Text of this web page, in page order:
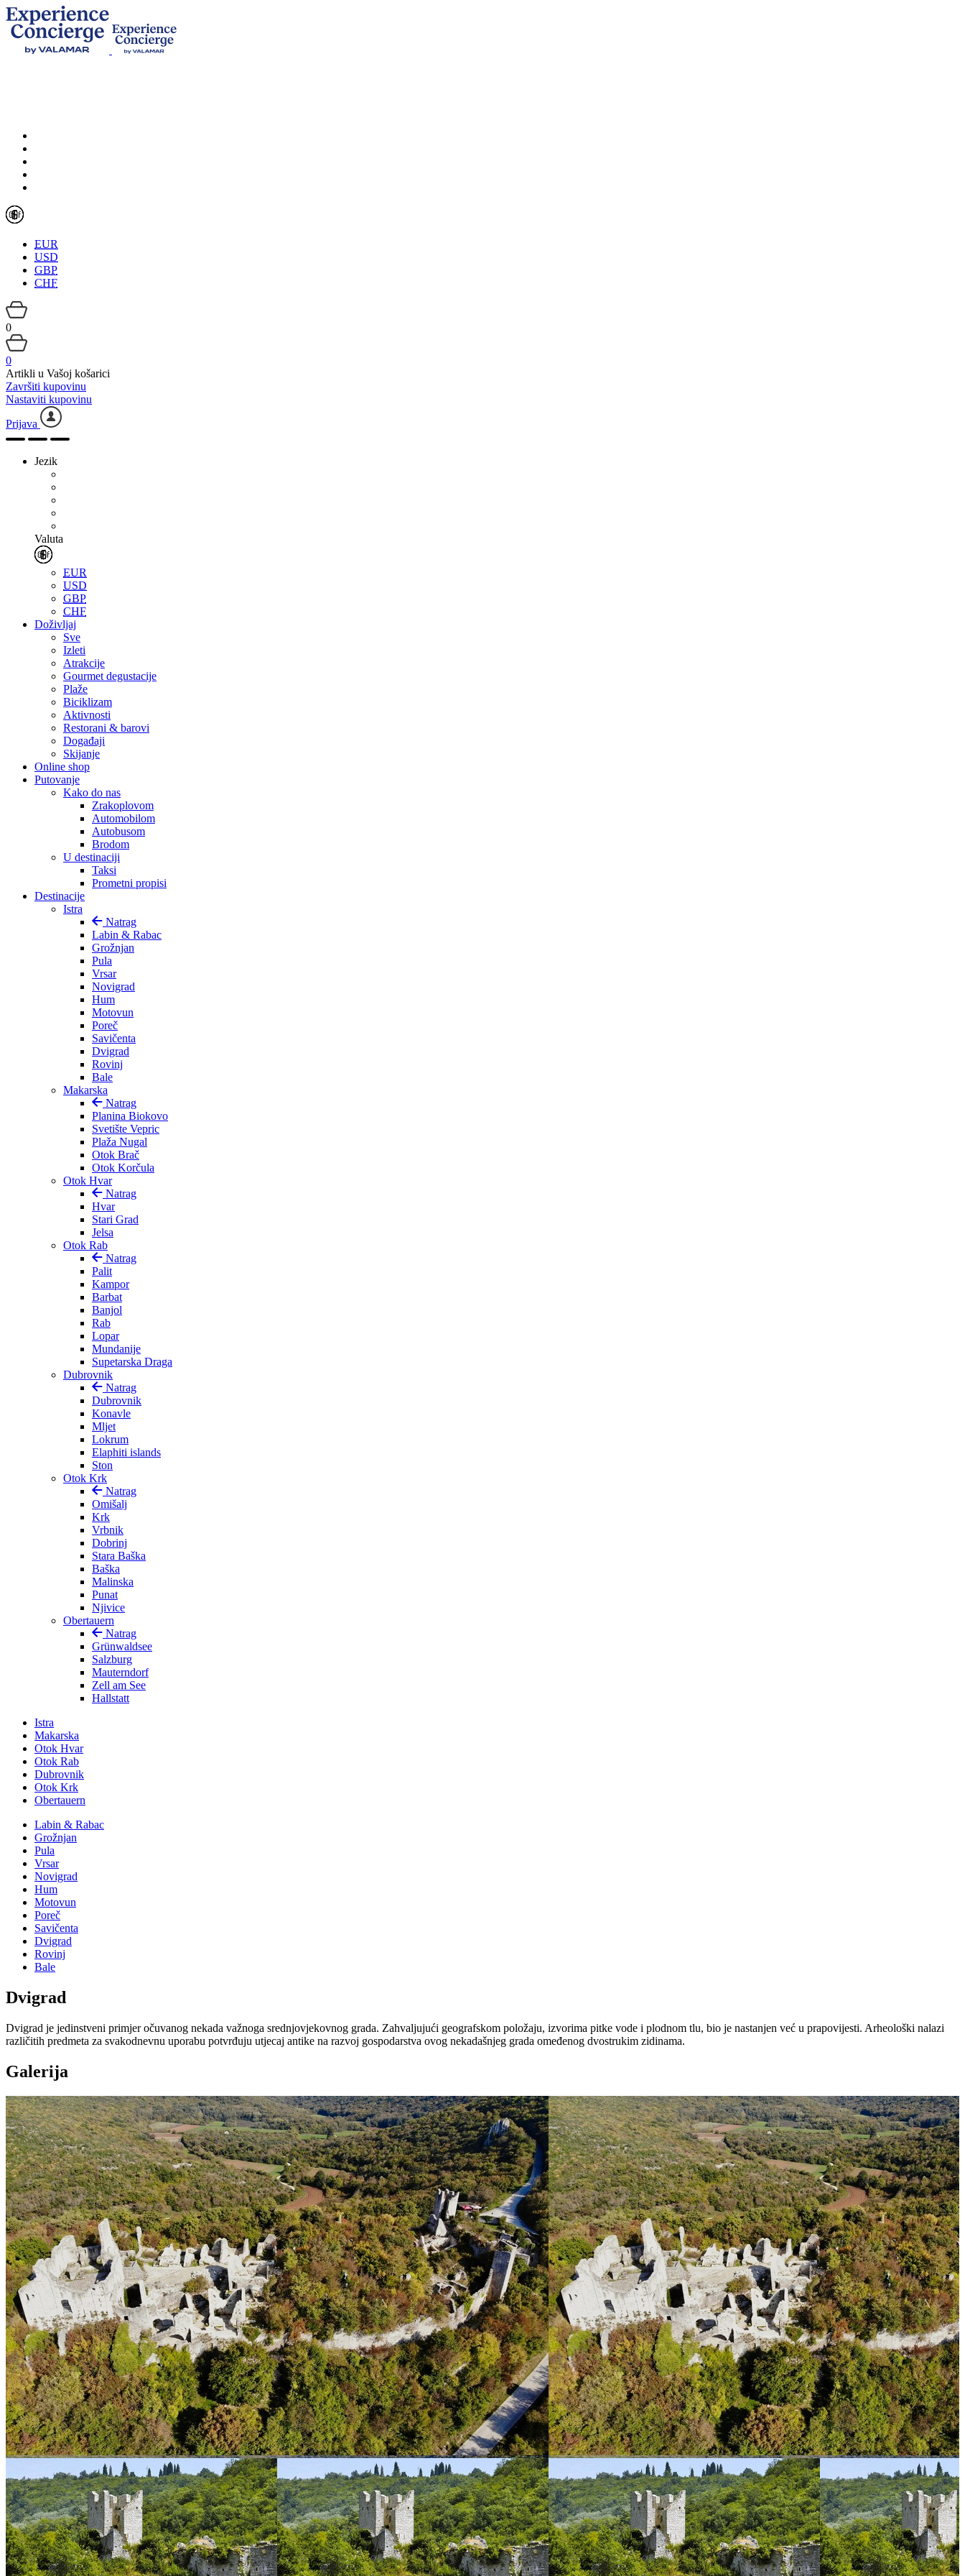
EUR
USD
GBP
CHF
0
0
Artikli u Vašoj košarici
Završiti kupovinu
Nastaviti kupovinu
Prijava
Jezik
Valuta
EUR
USD
GBP
CHF
Doživljaj
Sve
Izleti
Atrakcije
Gourmet degustacije
Plaže
Biciklizam
Aktivnosti
Restorani & barovi
Događaji
Skijanje
Online shop
Putovanje
Kako do nas
Zrakoplovom
Automobilom
Autobusom
Brodom
U destinaciji
Taksi
Prometni propisi
Destinacije
Istra
Natrag
Labin & Rabac
Grožnjan
Pula
Vrsar
Novigrad
Hum
Motovun
Poreč
Savičenta
Dvigrad
Rovinj
Bale
Makarska
Natrag
Planina Biokovo
Svetište Vepric
Plaža Nugal
Otok Brač
Otok Korčula
Otok Hvar
Natrag
Hvar
Stari Grad
Jelsa
Otok Rab
Natrag
Palit
Kampor
Barbat
Banjol
Rab
Lopar
Mundanije
Supetarska Draga
Dubrovnik
Natrag
Dubrovnik
Konavle
Mljet
Lokrum
Elaphiti islands
Ston
Otok Krk
Natrag
Omišalj
Krk
Vrbnik
Dobrinj
Stara Baška
Baška
Malinska
Punat
Njivice
Obertauern
Natrag
Grünwaldsee
Salzburg
Mauterndorf
Zell am See
Hallstatt
Istra
Makarska
Otok Hvar
Otok Rab
Dubrovnik
Otok Krk
Obertauern
Labin & Rabac
Grožnjan
Pula
Vrsar
Novigrad
Hum
Motovun
Poreč
Savičenta
Dvigrad
Rovinj
Bale
Dvigrad
Dvigrad je jedinstveni primjer očuvanog nekada važnoga srednjovjekovnog grada. Zahvaljujući geografskom položaju, izvorima pitke vode i plodnom tlu, bio je nastanjen već u prapovijesti. Arheološki nalazi
različitih predmeta za svakodnevnu uporabu potvrđuju utjecaj antike na razvoj gospodarstva ovog nekadašnjeg grada omeđenog dvostrukim zidinama.
Galerija